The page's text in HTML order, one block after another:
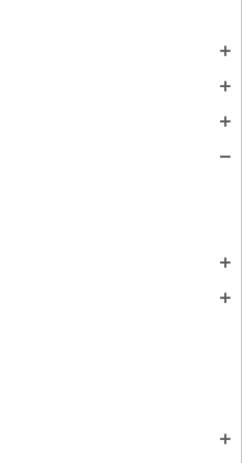
add
add
add
remove
add
add
add